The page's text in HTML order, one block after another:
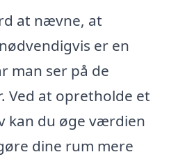
at nævne, at
er en
man ser på de
Ved at opretholde et
kan du øge værdien
dine rum mere